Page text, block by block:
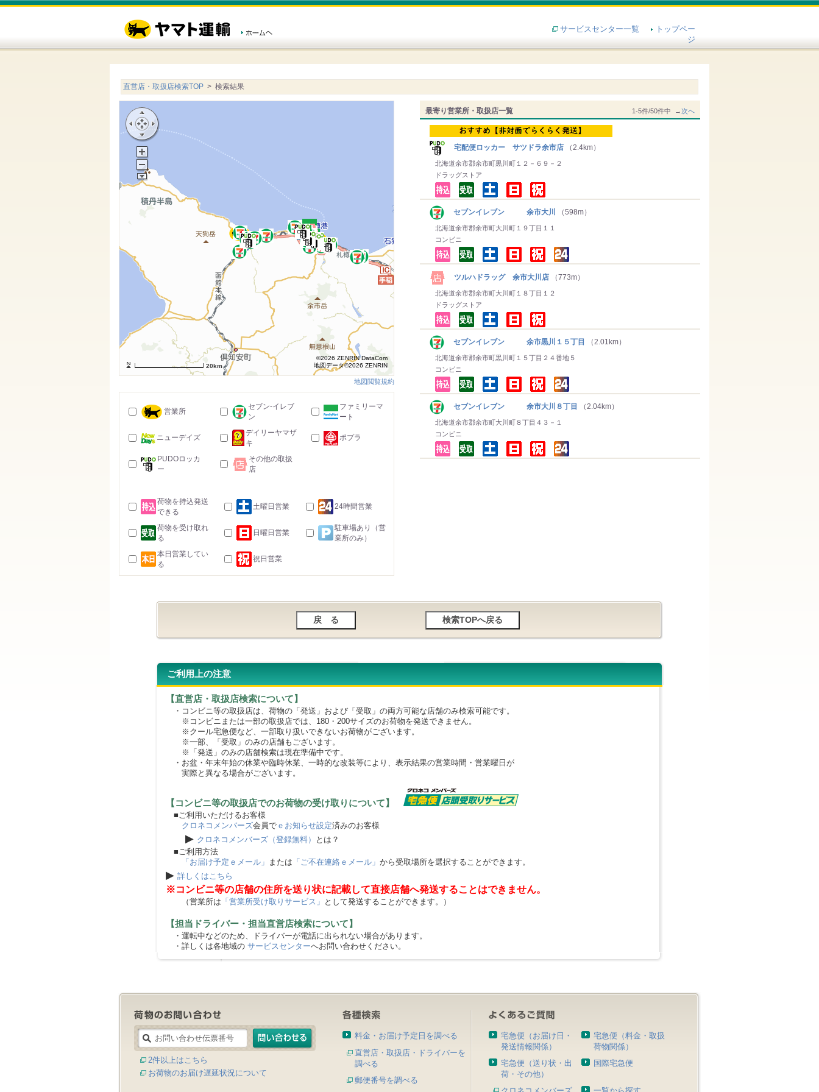
サービスセンター一覧
トップペー
ジ
直営店・取扱店検索TOP > 検索結果
最寄り営業所・取扱店一覧 1-5件/50件中 →次へ
宅配便ロッカー サツドラ余市店 （2.4km）
北海道余市郡余市町黒川町１２－６９－２
ドラッグストア
セブンイレブン 余市大川 （598m）
北海道余市郡余市町大川町１９丁目１１
コンビニ
ツルハドラッグ 余市大川店 （773m）
北海道余市郡余市町大川町１８丁目１２
ドラッグストア
セブンイレブン 余市黒川１５丁目 （2.01km）
北海道余市郡余市町黒川町１５丁目２４番地５
コンビニ
セブンイレブン 余市大川８丁目 （2.04km）
北海道余市郡余市町大川町８丁目４３－１
コンビニ
20km
©2026 ZENRIN DataCom
地図データ©2026 ZENRIN
地図閲覧規約
営業所
セブン-イレブ
ン
ファミリーマ
ート
ニューデイズ
デイリーヤマザ
キ
ポプラ
PUDOロッカ
ー
その他の取扱
店
荷物を持込発送
できる
土曜日営業 24時間営業
荷物を受け取れ
る
日曜日営業
駐車場あり（営
業所のみ）
本日営業してい
る
祝日営業
ご利用上の注意
【直営店・取扱店検索について】
・コンビニ等の取扱店は、荷物の「発送」および「受取」の両方可能な店舗のみ検索可能です。
※コンビニまたは一部の取扱店では、180・200サイズのお荷物を発送できません。
※クール宅急便など、一部取り扱いできないお荷物がございます。
※一部、「受取」のみの店舗もございます。
※「発送」のみの店舗検索は現在準備中です。
・お盆・年末年始の休業や臨時休業、一時的な改装等により、表示結果の営業時間・営業曜日が
実際と異なる場合がございます。
【コンビニ等の取扱店でのお荷物の受け取りについて】
■ご利用いただけるお客様
クロネコメンバーズ会員で ｅお知らせ設定済みのお客様
▶ クロネコメンバーズ（登録無料）
とは？
■ご利用方法
「お届け予定ｅメール」 または 「ご不在連絡ｅメール」 から受取場所を選択することができます。
▶ 詳しくはこちら
※コンビニ等の店舗の住所を送り状に記載して直接店舗へ発送することはできません。
（営業所は 「営業所受け取りサービス」 として発送することができます。）
【担当ドライバー・担当直営店検索について】
・運転中などのため、ドライバーが電話に出られない場合があります。
・詳しくは各地域の サービスセンターへお問い合わせください。
2件以上はこちら
お荷物のお届け遅延状況について
料金・お届け予定日を調べる
直営店・取扱店・ドライバーを
調べる
郵便番号を調べる
宅急便（お届け日・
発送情報関係）
宅急便（料金・取扱
荷物関係）
宅急便（送り状・出
荷・その他）
国際宅急便